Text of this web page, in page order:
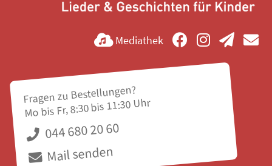
Mediathek
Fragen zu Bestellungen?
Mo bis Fr, 8:30 bis 11:30 Uhr
044 680 20 60
Mail senden